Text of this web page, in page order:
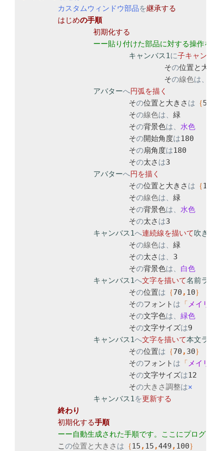
カスタムウィンドウ部品を
はじめ
キャンバス1に子キャンバ
				そ
の位置と大き
				そ
の線色は、
アバターへ円弧を
			そ
の位置と大きさ は ｛5
			そ
の線色は、 緑
			そ
の背景色は、
			そ
の開始角度は180
			そ
の扇角度は180
			そ
の太さ は3
アバターへ円を
			そ
の位置と大きさ は ｛10
			そ
の線色は、 緑
			そ
の背景色は、
			そ
の太さ は3
キャンバス1へ連続線を描いて吹き出
			そ
の線色は、 緑
			そ
の太さ は、 3
			そ
の背景色は、
キャンバス1へ文字を描いて名前ラベ
			そ
の位置は ｛70 , 10
			そ
のフォント は 「メイリオ
			そ
の文字色は、
			そ
の文字サイズは9
キャンバス1へ文字を描いて本文ラベ
			そ
の位置は ｛70 , 30
			そ
のフォント は 「メイリオ
			そ
の文字サイズは12
			そ
の大きさ調整は
キャンバス1を
初期化する
	こ
の位置と大きさ は ｛15 , 15 ,449 , 100